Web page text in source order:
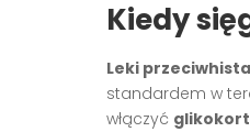
Kiedy
Leki
standardem w
włączyć